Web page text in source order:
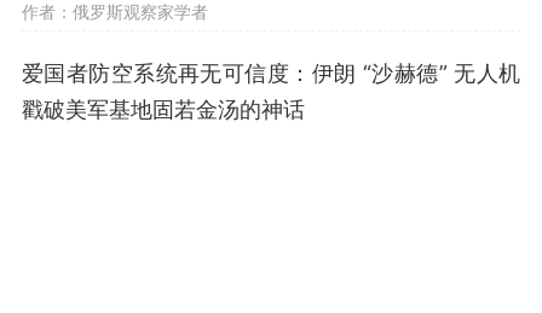
作者：俄罗斯观察家学者
爱国者防空系统再无可信度：伊朗 “沙赫德” 无人机
戳破美军基地固若金汤的神话